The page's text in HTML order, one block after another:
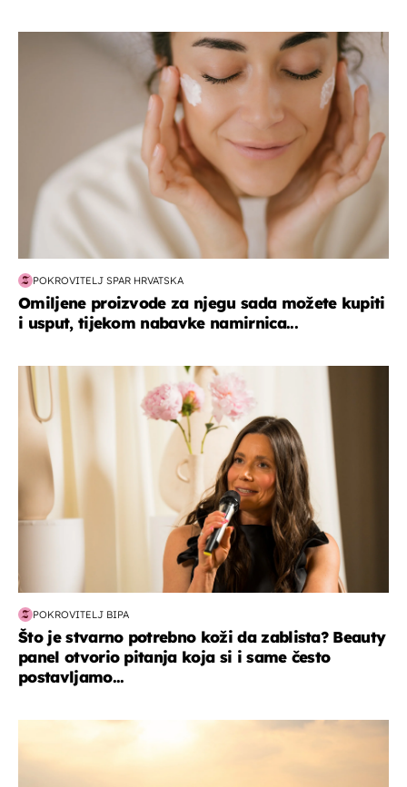
moda & ljepota
POKROVITELJ SPAR HRVATSKA
Omiljene proizvode za njegu sada možete kupiti
i usput, tijekom nabavke namirnica...
moda & ljepota
POKROVITELJ BIPA
Što je stvarno potrebno koži da zablista? Beauty
panel otvorio pitanja koja si i same često
postavljamo...